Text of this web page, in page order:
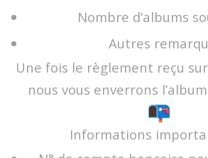
Nombre d’albums
Autres
Une fois le règlement reçu
nous vous enverrons
Informations